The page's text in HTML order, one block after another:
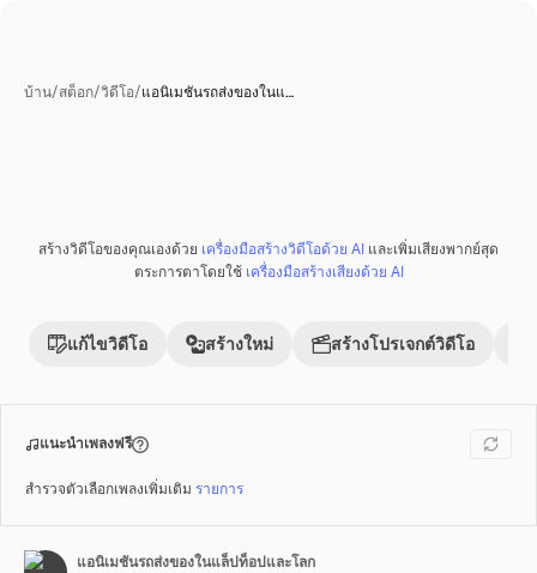
บ้าน/สต็อก/วิดีโอ/แอนิเมชันรถส่งของในแ…
พรีเมี่ยม
สร้างวิดีโอของคุณเองด้วย เครื่องมือสร้างวิดีโอด้วย AI และเพิ่มเสียงพากย์สุด
ตระการตาโดยใช้ เครื่องมือสร้างเสียงด้วย AI
แก้ไขวิดีโอ สร้างใหม่ สร้างโปรเจกต์วิดีโอ
แนะนำเพลงฟรี
สำรวจตัวเลือกเพลงเพิ่มเติม รายการ
แอนิเมชันรถส่งของในแล็ปท็อปและโลก